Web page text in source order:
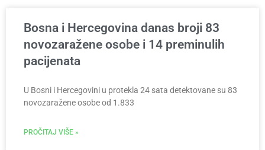
Bosna i Hercegovina danas broji 83
novozaražene osobe i 14 preminulih
pacijenata
U Bosni i Hercegovini u protekla 24 sata detektovane su 83
novozaražene osobe od 1.833
PROČITAJ VIŠE »